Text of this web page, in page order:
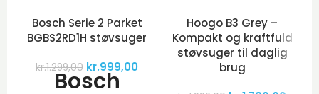
Bosch Serie 2 Parket
BGBS2RD1H støvsuger
kr.1.299,00 kr.999,00
Bosch
Hoogo B3 Grey –
Kompakt og kraftfuld
støvsuger til daglig
brug